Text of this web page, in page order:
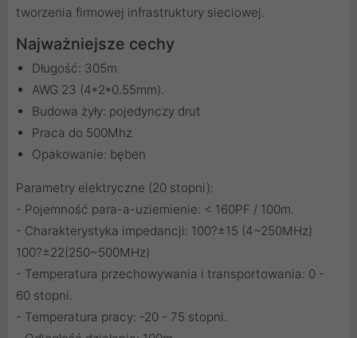
tworzenia firmowej infrastruktury sieciowej.
Najważniejsze cechy
Długość: 305m
AWG 23 (4*2*0.55mm).
Budowa żyły: pojedynczy drut
Praca do 500Mhz
Opakowanie: bęben
Parametry elektryczne (20 stopni):
- Pojemność para-a-uziemienie: < 160PF / 100m.
- Charakterystyka impedancji: 100?±15 (4~250MHz)
100?±22(250~500MHz)
- Temperatura przechowywania i transportowania: 0 -
60 stopni.
- Temperatura pracy: -20 - 75 stopni.